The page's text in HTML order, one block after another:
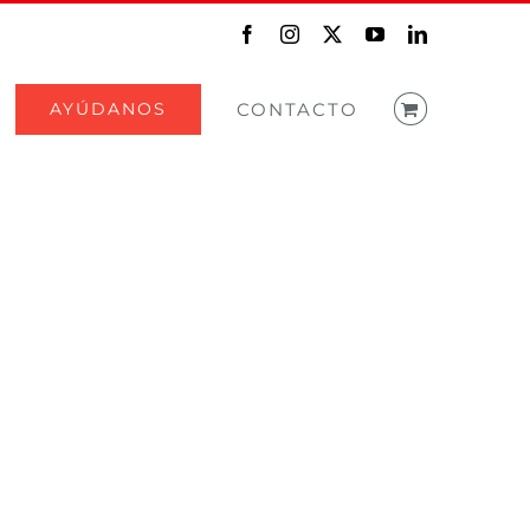
FacebookInstagram YouTubeLinkedIn
AYÚDANOS CONTACTO